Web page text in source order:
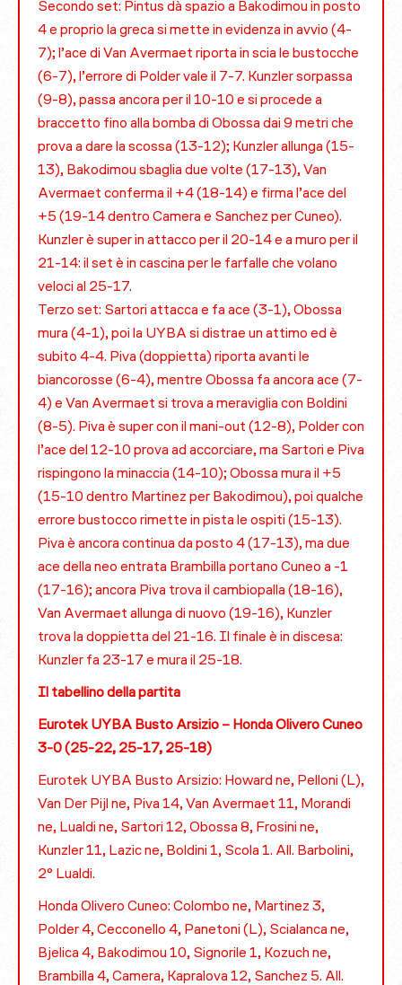
Secondo set: Pintus dà spazio a Bakodimou in posto
4 e proprio la greca si mette in evidenza in avvio (4-
7); l’ace di Van Avermaet riporta in scia le bustocche
(6-7), l’errore di Polder vale il 7-7. Kunzler sorpassa
(9-8), passa ancora per il 10-10 e si procede a
braccetto fino alla bomba di Obossa dai 9 metri che
prova a dare la scossa (13-12); Kunzler allunga (15-
13), Bakodimou sbaglia due volte (17-13), Van
Avermaet conferma il +4 (18-14) e firma l’ace del
+5 (19-14 dentro Camera e Sanchez per Cuneo).
Kunzler è super in attacco per il 20-14 e a muro per il
21-14: il set è in cascina per le farfalle che volano
veloci al 25-17.
Terzo set: Sartori attacca e fa ace (3-1), Obossa
mura (4-1), poi la UYBA si distrae un attimo ed è
subito 4-4. Piva (doppietta) riporta avanti le
biancorosse (6-4), mentre Obossa fa ancora ace (7-
4) e Van Avermaet si trova a meraviglia con Boldini
(8-5). Piva è super con il mani-out (12-8), Polder con
l’ace del 12-10 prova ad accorciare, ma Sartori e Piva
rispingono la minaccia (14-10); Obossa mura il +5
(15-10 dentro Martinez per Bakodimou), poi qualche
errore bustocco rimette in pista le ospiti (15-13).
Piva è ancora continua da posto 4 (17-13), ma due
ace della neo entrata Brambilla portano Cuneo a -1
(17-16); ancora Piva trova il cambiopalla (18-16),
Van Avermaet allunga di nuovo (19-16), Kunzler
trova la doppietta del 21-16. Il finale è in discesa:
Kunzler fa 23-17 e mura il 25-18.
Il tabellino della partita
Eurotek UYBA Busto Arsizio – Honda Olivero Cuneo
3-0 (25-22, 25-17, 25-18)
Eurotek UYBA Busto Arsizio: Howard ne, Pelloni (L),
Van Der Pijl ne, Piva 14, Van Avermaet 11, Morandi
ne, Lualdi ne, Sartori 12, Obossa 8, Frosini ne,
Kunzler 11, Lazic ne, Boldini 1, Scola 1. All. Barbolini,
2° Lualdi.
Honda Olivero Cuneo: Colombo ne, Martinez 3,
Polder 4, Cecconello 4, Panetoni (L), Scialanca ne,
Bjelica 4, Bakodimou 10, Signorile 1, Kozuch ne,
Brambilla 4, Camera, Kapralova 12, Sanchez 5. All.